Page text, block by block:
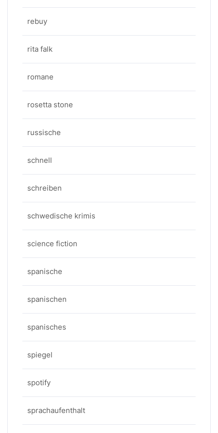
rebuy
rita falk
romane
rosetta stone
russische
schnell
schreiben
schwedische krimis
science fiction
spanische
spanischen
spanisches
spiegel
spotify
sprachaufenthalt